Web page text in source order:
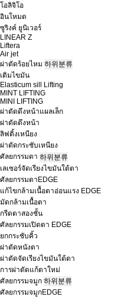
โอลิจิโอ
อินโหมด
ซูริงค์ ยูนิเวอร์
LINEAR Z
Liftera
Air jet
ผ่าตัดร้อยไหม 하위분류
เติมไขมัน
Elasticum sill Lifting
MINT LIFTING
MINI LIFTING
ผ่าตัดดึงหน้าแผลเล็ก
ผ่าตัดดึงหน้า
ลิฟติ้งเหนียง
ผ่าตัดกระชับเหนียง
ศัลยกรรมตา 하위분류
เลเซอร์จัดเรียงไขมันใต้ตา
ศัลยกรรมตาEDGE
แก้ไขกล้ามเนื้อตาอ่อนแรง EDGE
มัดกล้ามเนื้อตา
กรีดตาสองชั้น
ศัลยกรรมเปิดตา EDGE
ยกกระชับคิ้ว
ผ่าตัดหนังตา
ผ่าตัดจัดเรียงไขมันใต้ตา
การผ่าตัดแก้ตาใหม่
ศัลยกรรมจมูก 하위분류
ศัลยกรรมจมูกEDGE